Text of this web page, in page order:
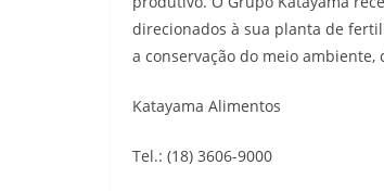
direcionados à sua planta de
a conservação do meio
Katayama Alimentos
Tel.: (18) 3606-9000